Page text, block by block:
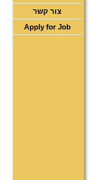
צור קשר
Apply for Job